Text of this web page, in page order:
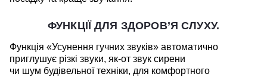
ФУНКЦІЇ ДЛЯ ЗДОРОВ’Я СЛУХУ.
Функція «Усунення гучних звуків» автоматично
приглушує різкі звуки, як-от звук сирени
чи шум будівельної техніки, для комфортного